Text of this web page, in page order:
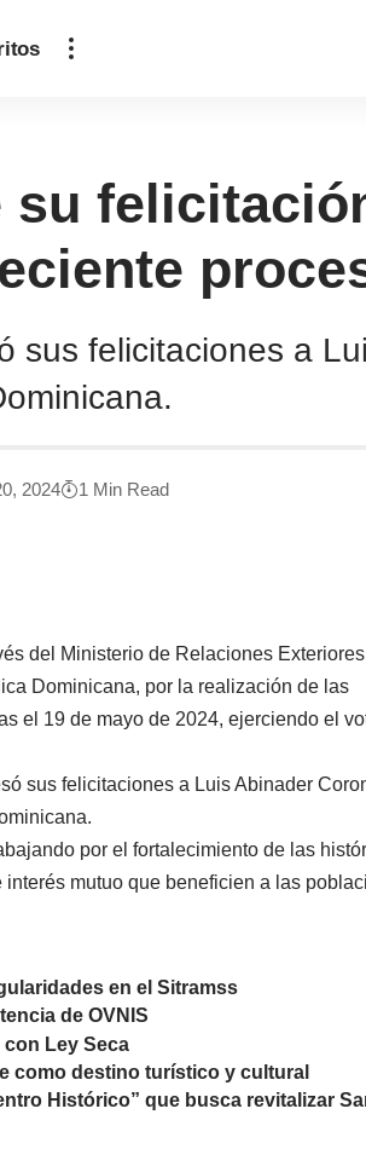
su
sus felicitaciones a
2024 1 Min Read
del Ministerio de Relaciones
Dominicana, por la realización de las
el 19 de mayo de 2024, ejerciendo el
sus felicitaciones a Luis Abinader
por el fortalecimiento de las
mutuo que beneficien a las
en el Sitramss
de OVNIS
Ley Seca
como destino turístico y cultural
Histórico” que busca revitalizar